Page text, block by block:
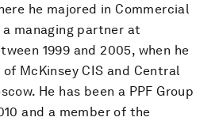
he majored in Commercial
a managing partner at
1999 and 2005, when he
McKinsey CIS and Central
He has been a PPF Group
and a member of the